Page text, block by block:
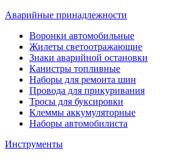
Аварийные принадлежности
Воронки автомобильные
Жилеты светоотражающие
Знаки аварийной остановки
Канистры топливные
Наборы для ремонта шин
Провода для прикуривания
Тросы для буксировки
Клеммы аккумуляторные
Наборы автомобилиста
Инструменты